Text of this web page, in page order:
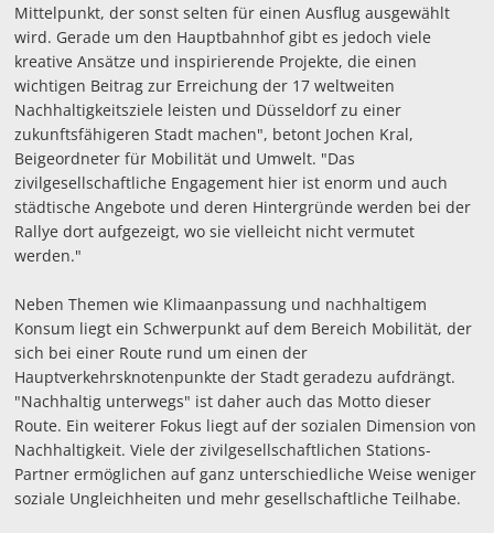
Mittelpunkt, der sonst selten für einen Ausflug ausgewählt
wird. Gerade um den Hauptbahnhof gibt es jedoch viele
kreative Ansätze und inspirierende Projekte, die einen
wichtigen Beitrag zur Erreichung der 17 weltweiten
Nachhaltigkeitsziele leisten und Düsseldorf zu einer
zukunftsfähigeren Stadt machen", betont Jochen Kral,
Beigeordneter für Mobilität und Umwelt. "Das
zivilgesellschaftliche Engagement hier ist enorm und auch
städtische Angebote und deren Hintergründe werden bei der
Rallye dort aufgezeigt, wo sie vielleicht nicht vermutet
werden."
Neben Themen wie Klimaanpassung und nachhaltigem
Konsum liegt ein Schwerpunkt auf dem Bereich Mobilität, der
sich bei einer Route rund um einen der
Hauptverkehrsknotenpunkte der Stadt geradezu aufdrängt.
"Nachhaltig unterwegs" ist daher auch das Motto dieser
Route. Ein weiterer Fokus liegt auf der sozialen Dimension von
Nachhaltigkeit. Viele der zivilgesellschaftlichen Stations-
Partner ermöglichen auf ganz unterschiedliche Weise weniger
soziale Ungleichheiten und mehr gesellschaftliche Teilhabe.